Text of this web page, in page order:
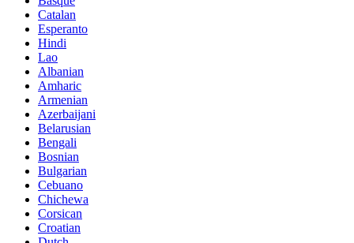
Catalan
Esperanto
Hindi
Lao
Albanian
Amharic
Armenian
Azerbaijani
Belarusian
Bengali
Bosnian
Bulgarian
Cebuano
Chichewa
Corsican
Croatian